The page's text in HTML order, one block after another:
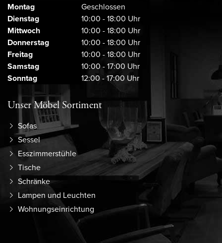
Montag
Geschlossen
Dienstag
10:00 - 18:00 Uhr
Mittwoch
10:00 - 18:00 Uhr
Donnerstag
10:00 - 18:00 Uhr
Freitag
10:00 - 18:00 Uhr
Samstag
10:00 - 17:00 Uhr
Sonntag
12:00 - 17:00 Uhr
Unser Möbel Sortiment
Sofas
Sessel
Esszimmerstühle
Tische
Schränke
Lampen und Leuchten
Wohnungseinrichtung